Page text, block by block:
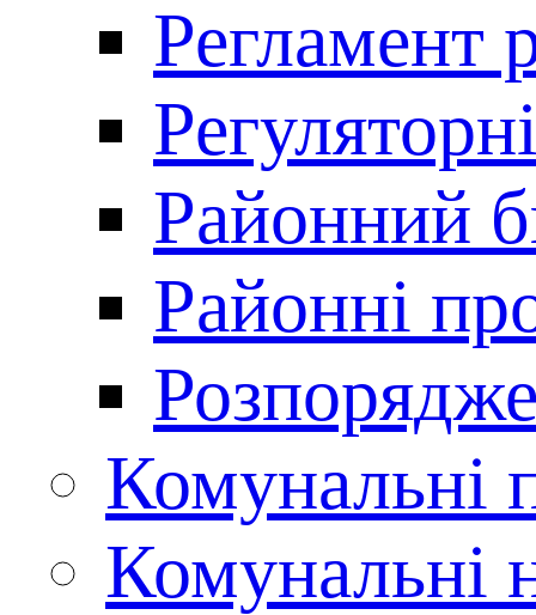
Регламент
Районний
Районні
Комунальні
Комунальні